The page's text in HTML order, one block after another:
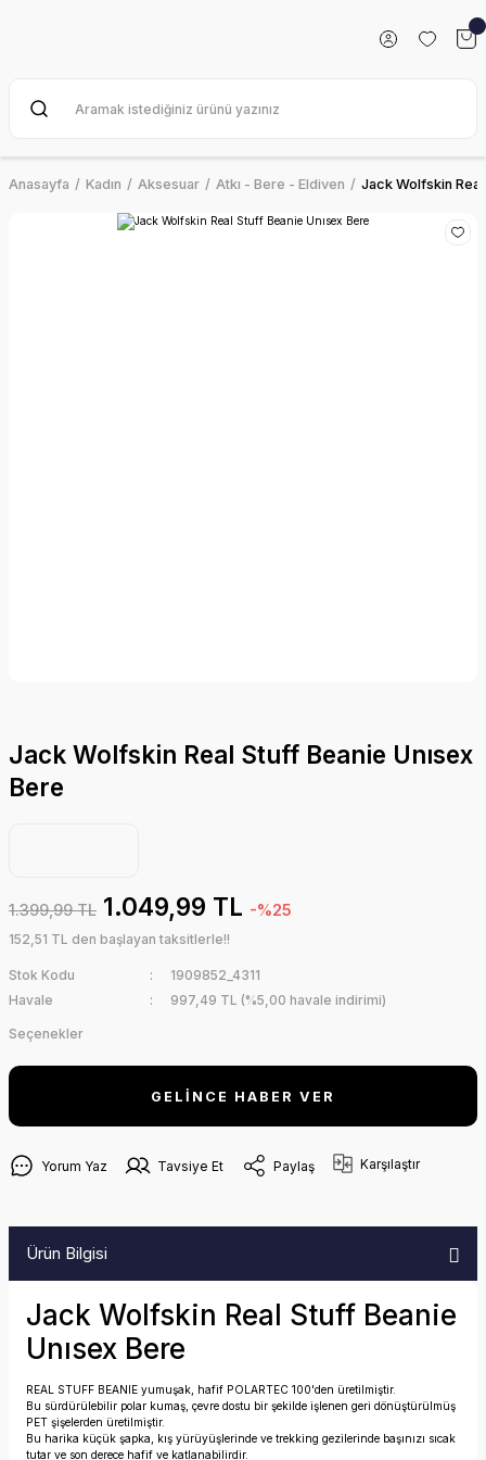
Anasayfa Kadın Aksesuar Atkı - Bere - Eldiven Jack Wolfskin Real
Jack Wolfskin Real Stuff Beanie Unısex
Bere
1.399,99 TL 1.049,99 TL -%25
152,51 TL den başlayan taksitlerle!!
Stok Kodu
1909852_4311
Havale
997,49 TL (%5,00 havale indirimi)
Seçenekler
GELİNCE HABER VER
Yorum Yaz Tavsiye Et Paylaş Karşılaştır
Ürün Bilgisi
Jack Wolfskin Real Stuff Beanie
Unısex Bere
REAL STUFF BEANIE yumuşak, hafif POLARTEC 100'den üretilmiştir.
Bu sürdürülebilir polar kumaş, çevre dostu bir şekilde işlenen geri dönüştürülmüş
PET şişelerden üretilmiştir.
Bu harika küçük şapka, kış yürüyüşlerinde ve trekking gezilerinde başınızı sıcak
tutar ve son derece hafif ve katlanabilirdir.